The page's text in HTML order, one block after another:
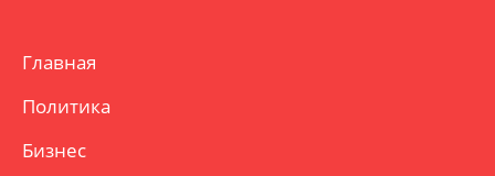
Главная
Политика
Бизнес